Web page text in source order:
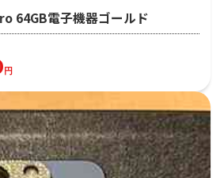
64GB電子機器ゴールド
円